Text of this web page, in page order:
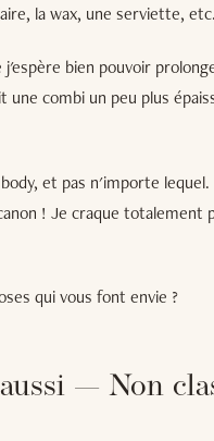
la wax, une serviette,
bien pouvoir
une combi un peu plus
et pas n'importe
! Je craque totalement
qui vous font envie ?
— Non